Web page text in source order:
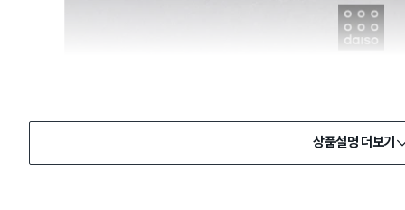
상품설명 더보기